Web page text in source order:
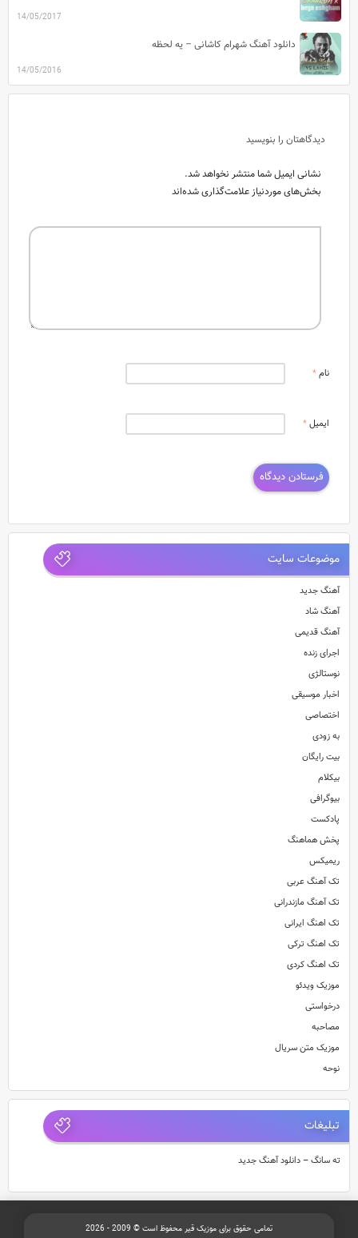
14/05/2017
دانلود آهنگ شهرام کاشانی – یه لحظه
14/05/2016
دیدگاهتان را بنویسید
نشانی ایمیل شما منتشر نخواهد شد.
بخش‌های موردنیاز علامت‌گذاری شده‌اند
نام*
ایمیل*
موضوعات سایت
آهنگ جدید
آهنگ شاد
آهنگ قدیمی
اجرای زنده
نوستالژی
اخبار موسیقی
اختصاصی
به زودی
بیت رایگان
بیکلام
بیوگرافی
پادکست
پخش هماهنگ
ریمیکس
تک آهنگ عربی
تک آهنگ مازندرانی
تک اهنگ ایرانی
تک اهنگ ترکی
تک اهنگ کردی
موزیک ویدئو
درخواستی
مصاحبه
موزیک متن سریال
نوحه
تبلیغات
ته سانگ – دانلود آهنگ جدید
تمامی حقوق برای موزیک قیر محفوظ است © 2009 - 2026